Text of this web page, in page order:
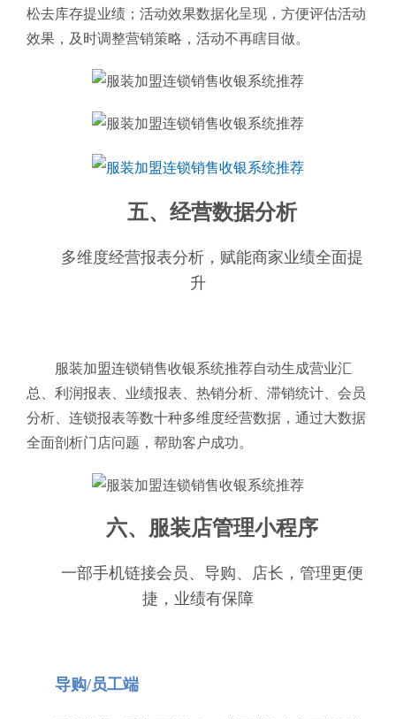
松去库存提业绩；活动效果数据化呈现，方便评估活动
效果，及时调整营销策略，活动不再瞎目做。
五、经营数据分析
多维度经营报表分析，赋能商家业绩全面提
升
服装加盟连锁销售收银系统推荐自动生成营业汇
总、利润报表、业绩报表、热销分析、滞销统计、会员
分析、连锁报表等数十种多维度经营数据，通过大数据
全面剖析门店问题，帮助客户成功。
六、服装店管理小程序
一部手机链接会员、导购、店长，管理更便
捷，业绩有保障
导购/员工端